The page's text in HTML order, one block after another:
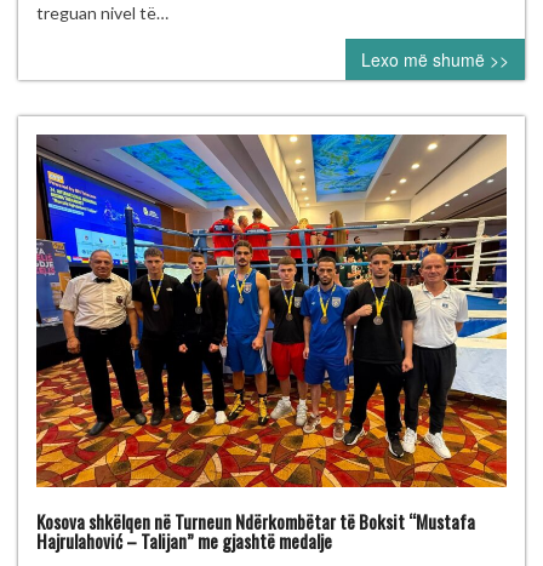
sukses
në
Pejë
treguan nivel të…
Lexo më shumë >>
Kosova shkëlqen në Turneun Ndërkombëtar të Boksit “Mustafa
Hajrulahović – Talijan” me gjashtë medalje